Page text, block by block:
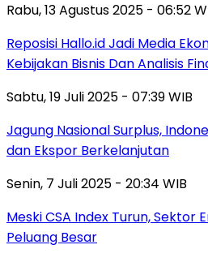
Rabu, 13 Agustus 2025 - 06:52
Reposisi Hallo.id Jadi Media
Kebijakan Bisnis Dan Analisis
Sabtu, 19 Juli 2025 - 07:39 WIB
Jagung Nasional Surplus,
dan Ekspor Berkelanjutan
Senin, 7 Juli 2025 - 20:34 WIB
Meski CSA Index Turun, Sektor
Peluang Besar